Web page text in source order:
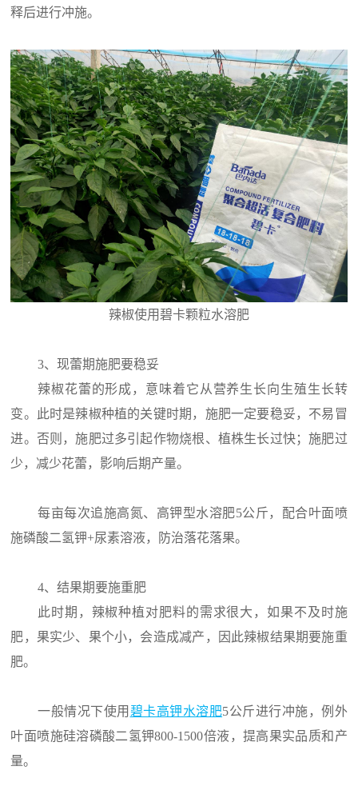
释后进行冲施。
辣椒使用碧卡颗粒水溶肥
3、现蕾期施肥要稳妥
辣椒花蕾的形成，意味着它从营养生长向生殖生长转
变。此时是辣椒种植的关键时期，施肥一定要稳妥，不易冒
进。否则，施肥过多引起作物烧根、植株生长过快；施肥过
少，减少花蕾，影响后期产量。
每亩每次追施高氮、高钾型水溶肥5公斤，配合叶面喷
施磷酸二氢钾+尿素溶液，防治落花落果。
4、结果期要施重肥
此时期，辣椒种植对肥料的需求很大，如果不及时施
肥，果实少、果个小，会造成减产，因此辣椒结果期要施重
肥。
一般情况下使用 碧卡高钾水溶肥5公斤进行冲施，例外
叶面喷施硅溶磷酸二氢钾800-1500倍液，提高果实品质和产
量。